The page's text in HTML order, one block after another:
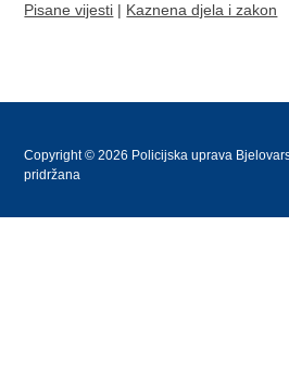
Pisane vijesti | Kaznena djela i zakon
Copyright © 2026 Policijska uprava
pridržana